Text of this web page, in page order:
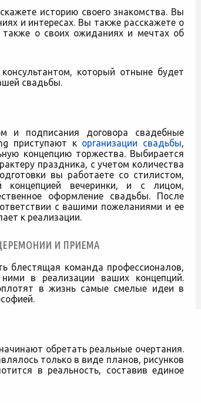
историю своего знакомства. Вы
и интересах. Вы также расскажете о
о своих ожиданиях и мечтах об
который отныне будет
свадьбы.
и подписания договора свадебные
приступают к организации свадьбы,
концепцию торжества. Выбирается
праздника, с учетом количества
вы работаете со стилистом,
концепцией вечеринки, и с лицом,
оформление свадьбы. После
с вашими пожеланиями и ее
к реализации.
И ПРИЕМА
блестящая команда профессионалов,
в реализации ваших концепций.
в жизнь самые смелые идеи в
обретать реальные очертания.
только в виде планов, рисунков
в реальность, составив единое